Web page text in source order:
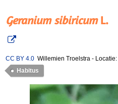
Geranium sibiricumL.
CC BY 4.0 Willemien Troelstra -
Habitus